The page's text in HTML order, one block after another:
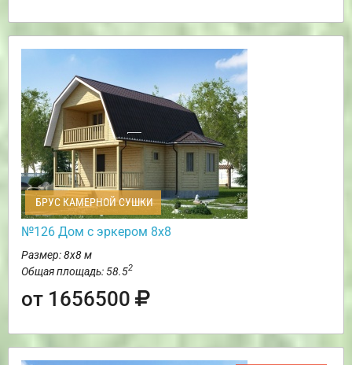
БРУС КАМЕРНОЙ СУШКИ
№126 Дом с эркером 8х8
Размер: 8х8 м
Общая площадь: 58.52
от 1656500